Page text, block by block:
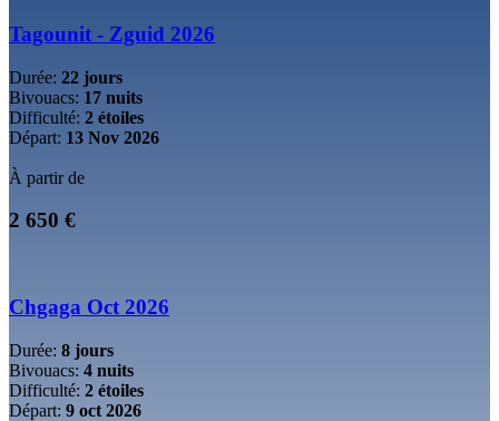
Tagounit - Zguid 2026
Durée: 22 jours
Bivouacs: 17 nuits
Difficulté: 2 étoiles
Départ: 13 Nov 2026
À partir de
2 650 €
Chgaga Oct 2026
Durée: 8 jours
Bivouacs: 4 nuits
Difficulté: 2 étoiles
Départ: 9 oct 2026